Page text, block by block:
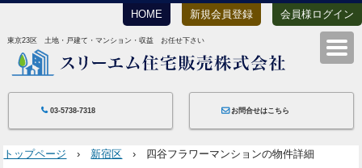
HOME 新規会員登録 会員様ログイン
東京23区 土地・戸建て・マンション・収益 お任せ下さい
03-5738-7318 お問合せはこちら
トップページ › 新宿区 › 四谷フラワーマンションの物件詳細